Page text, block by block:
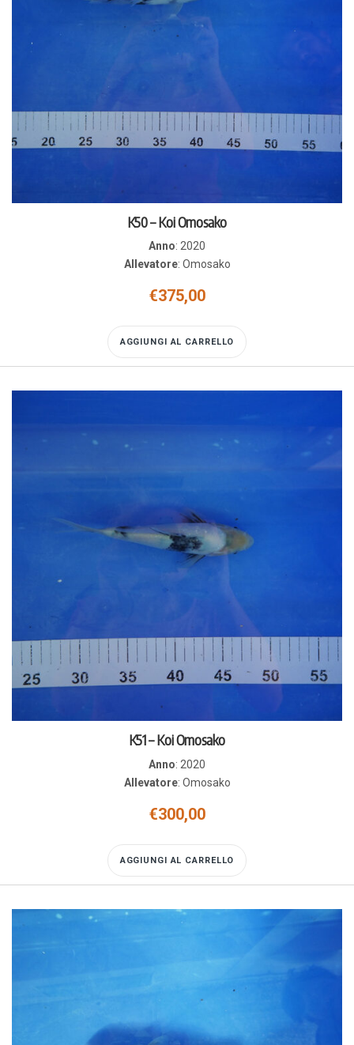
K50 – Koi Omosako
Anno: 2020
Allevatore: Omosako
€375,00
AGGIUNGI AL CARRELLO
K51 – Koi Omosako
Anno: 2020
Allevatore: Omosako
€300,00
AGGIUNGI AL CARRELLO